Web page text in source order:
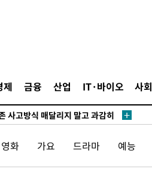
제 금융 산업 IT·바이오 사회
태유 서울대 공대 교수…이병태
감하고 그 전 2개월 10.3만개 하
사고방식 매달리지 말고 과감히
경보, 폭염경보로 하향
관할 4개 면 특별재난지역 선포
영화 가요 드라마 예능